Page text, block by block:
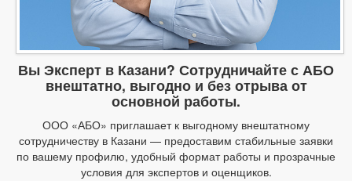
Вы Эксперт в Казани? Сотрудничайте с АБО
внештатно, выгодно и без отрыва от
основной работы.
ООО «АБО» приглашает к выгодному внештатному
сотрудничеству в Казани — предоставим стабильные заявки
по вашему профилю, удобный формат работы и прозрачные
условия для экспертов и оценщиков.